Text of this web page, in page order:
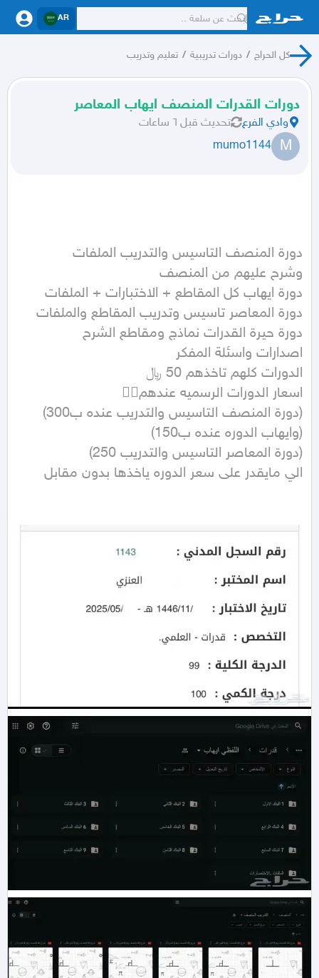
AR
كل الحراج / دورات تدريبية / تعليم وتدريب
دورات القدرات المنصف ايهاب المعاصر
وادي الفرع تحديث قبل ٦ ساعات
M
mumo1144
الي مايقدر على سعر الدوره ياخذها بدون مقابل